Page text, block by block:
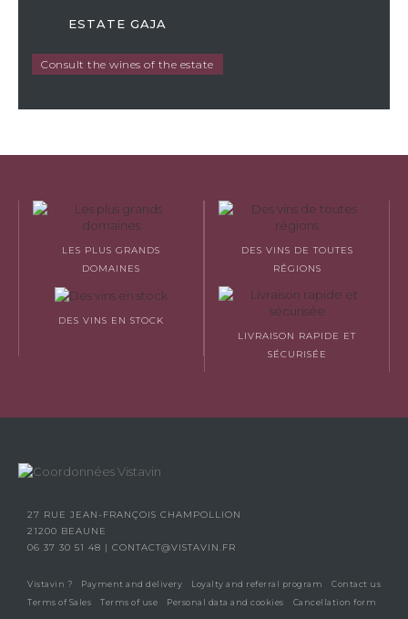
ESTATE GAJA
Consult the wines of the estate
LES PLUS GRANDS
DOMAINES
DES VINS DE TOUTES
RÉGIONS
DES VINS EN STOCK
LIVRAISON RAPIDE ET
SÉCURISÉE
27 RUE JEAN-FRANÇOIS CHAMPOLLION
21200 BEAUNE
06 37 30 51 48 | CONTACT@VISTAVIN.FR
Vistavin ? Payment and delivery Loyalty and referral program
Contact us
Terms of Sales
Terms of use Personal data and cookies Cancellation form